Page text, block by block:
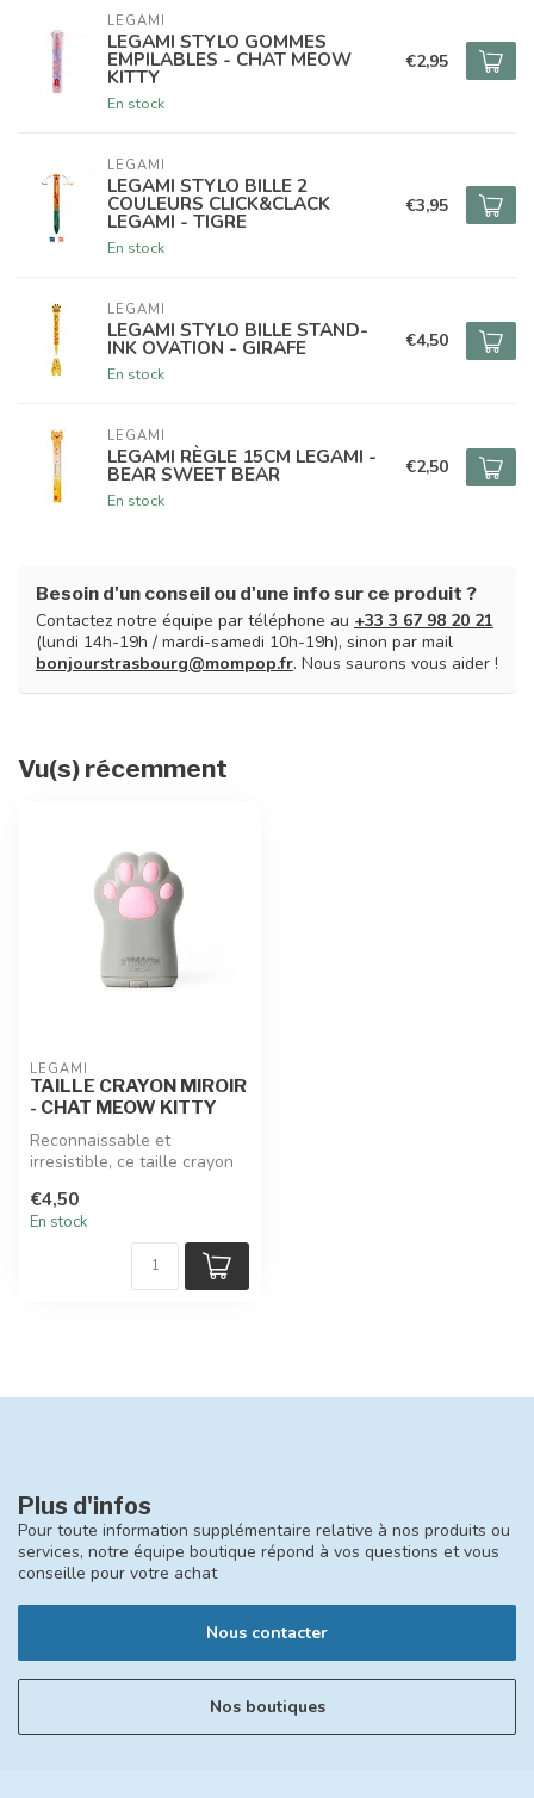
LEGAMI
LEGAMI STYLO GOMMES
EMPILABLES - CHAT MEOW
KITTY
En stock
€2,95
LEGAMI
LEGAMI STYLO BILLE 2
COULEURS CLICK&CLACK
LEGAMI - TIGRE
En stock
€3,95
LEGAMI
LEGAMI STYLO BILLE STAND-
INK OVATION - GIRAFE
En stock
€4,50
LEGAMI
LEGAMI RÈGLE 15CM LEGAMI -
BEAR SWEET BEAR
En stock
€2,50
Besoin d'un conseil ou d'une info sur ce produit ?
Contactez notre équipe par téléphone au +33 3 67 98 20 21
(lundi 14h-19h / mardi-samedi 10h-19h), sinon par mail
bonjourstrasbourg@mompop.fr. Nous saurons vous aider !
Vu(s) récemment
LEGAMI
TAILLE CRAYON MIROIR
- CHAT MEOW KITTY
Reconnaissable et
irresistible, ce taille crayon
Lega...
€4,50
En stock
Plus d'infos
Pour toute information supplémentaire relative à nos produits ou
services, notre équipe boutique répond à vos questions et vous
conseille pour votre achat
Nous contacter
Nos boutiques